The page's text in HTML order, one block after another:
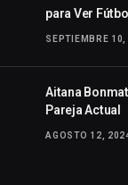
para Ver
SEPTIEMBRE
Aitana
Pareja Actual
AGOSTO 12,